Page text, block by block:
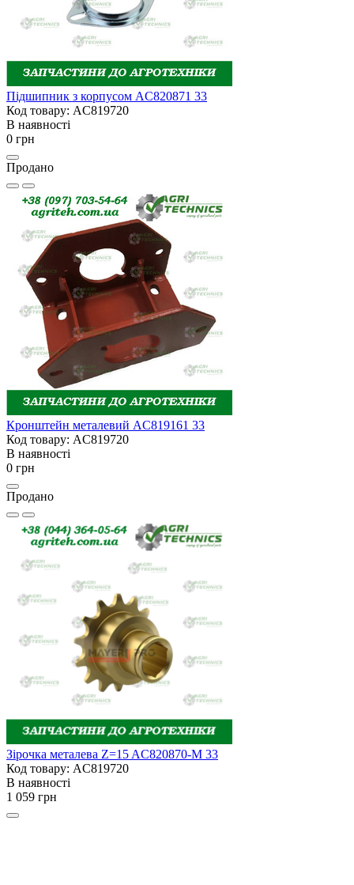
Підшипник з корпусом AC820871 33
Код товару: AC819720
В наявності
0 грн
Продано
Кронштейн металевий AC819161 33
Код товару: AC819720
В наявності
0 грн
Продано
Зірочка металева Z=15 AC820870-M 33
Код товару: AC819720
В наявності
1 059 грн